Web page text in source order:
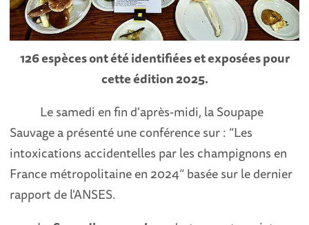
126 espèces ont été identifiées et exposées pour
cette édition 2025.
Le samedi en fin d'après-midi, la Soupape
Sauvage a présenté une conférence sur : “Les
intoxications accidentelles par les champignons en
France métropolitaine en 2024“ basée sur le dernier
rapport de l'ANSES.